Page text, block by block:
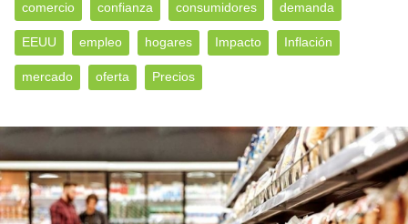
comercio confianza consumidores demanda
EEUU empleo hogares Impacto Inflación
mercado oferta Precios